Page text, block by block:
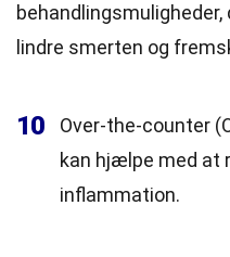
lindre smerten og
10
Over-the-counter
kan hjælpe med at
inflammation.